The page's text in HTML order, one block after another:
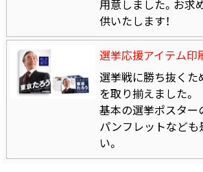
用意しました。お求
供いたします！
選挙応援アイテム印
選挙戦に勝ち抜くた
を取り揃えました。
基本の選挙ポスター
パンフレットなども
い。